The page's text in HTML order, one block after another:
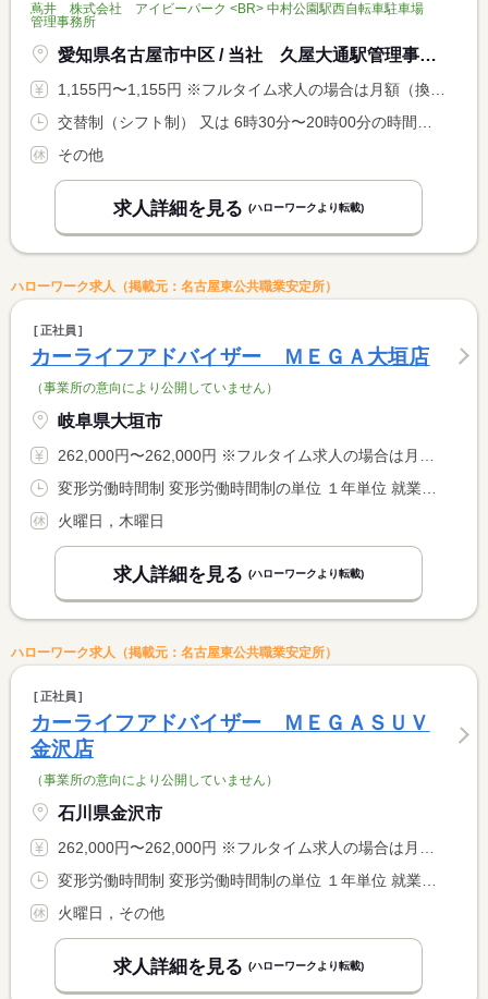
蔦井 株式会社 アイビーパーク <BR> 中村公園駅西自転車駐車場
管理事務所
愛知県名古屋市中区 / 当社 久屋大通駅管理事務所【指定管理】
1,155円〜1,155円 ※フルタイム求人の場合は月額（換算額）、パート求人の場合は時間額を表示しています。
その他
求人詳細を見る (ハローワークより転載)
ハローワーク求人（掲載元：名古屋東公共職業安定所）
正社員
カーライフアドバイザー ＭＥＧＡ大垣店
（事業所の意向により公開していません）
岐阜県大垣市
262,000円〜262,000円 ※フルタイム求人の場合は月額（換算額）、パート求人の場合は時間額を表示しています。
火曜日，木曜日
求人詳細を見る (ハローワークより転載)
ハローワーク求人（掲載元：名古屋東公共職業安定所）
正社員
カーライフアドバイザー ＭＥＧＡＳＵＶ
金沢店
（事業所の意向により公開していません）
石川県金沢市
262,000円〜262,000円 ※フルタイム求人の場合は月額（換算額）、パート求人の場合は時間額を表示しています。
火曜日，その他
求人詳細を見る (ハローワークより転載)